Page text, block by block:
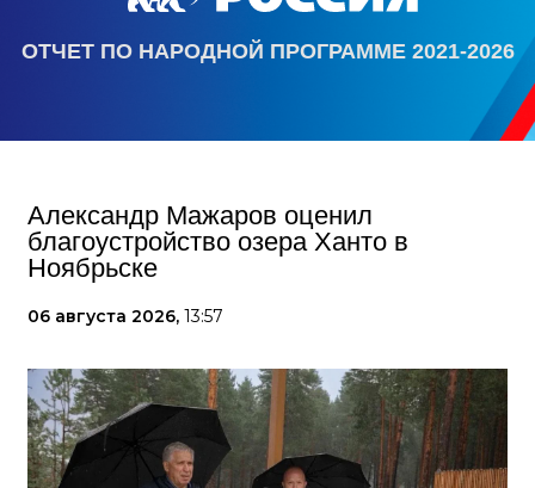
ОТЧЕТ ПО НАРОДНОЙ ПРОГРАММЕ 2021-2026
Александр Мажаров оценил
благоустройство озера Ханто в
Ноябрьске
06 августа 2026, 13:57